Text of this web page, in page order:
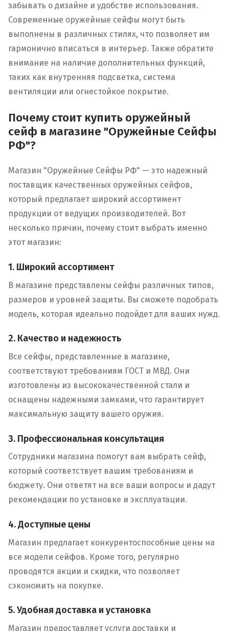
забывать о дизайне и удобстве использования.
Современные оружейные сейфы могут быть
выполнены в различных стилях, что позволяет им
гармонично вписаться в интерьер. Также обратите
внимание на наличие дополнительных функций,
таких как внутренняя подсветка, система
вентиляции или огнестойкое покрытие.
Почему стоит купить оружейный
сейф в магазине "Оружейные Сейфы
РФ"?
Магазин "Оружейные Сейфы РФ" — это надежный
поставщик качественных оружейных сейфов,
который предлагает широкий ассортимент
продукции от ведущих производителей. Вот
несколько причин, почему стоит выбрать именно
этот магазин:
1. Широкий ассортимент
В магазине представлены сейфы различных типов,
размеров и уровней защиты. Вы сможете подобрать
модель, которая идеально подойдет для ваших нужд.
2. Качество и надежность
Все сейфы, представленные в магазине,
соответствуют требованиям ГОСТ и МВД. Они
изготовлены из высококачественной стали и
оснащены надежными замками, что гарантирует
максимальную защиту вашего оружия.
3. Профессиональная консультация
Сотрудники магазина помогут вам выбрать сейф,
который соответствует вашим требованиям и
бюджету. Они ответят на все ваши вопросы и дадут
рекомендации по установке и эксплуатации.
4. Доступные цены
Магазин предлагает конкурентоспособные цены на
все модели сейфов. Кроме того, регулярно
проводятся акции и скидки, что позволяет
сэкономить на покупке.
5. Удобная доставка и установка
Магазин предоставляет услуги доставки и